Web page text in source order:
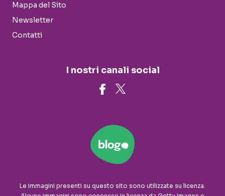
Mappa del Sito
Newsletter
Contatti
I nostri canali social
Le immagini presenti su questo sito sono utilizzate su licenza.